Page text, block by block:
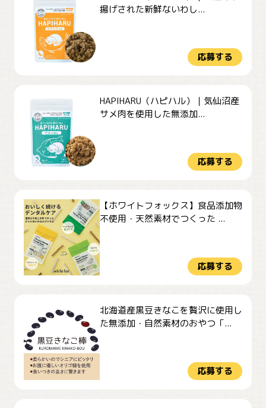
揚げされた新鮮ないわし...
応募する
HAPIHARU（ハピハル）｜気仙沼産
サメ肉を使用した無添加...
応募する
【ホワイトフォックス】食品添加物
不使用・天然素材でつくった ...
応募する
北海道産黒豆きなこを贅沢に使用し
た無添加・自然素材のおやつ「...
応募する